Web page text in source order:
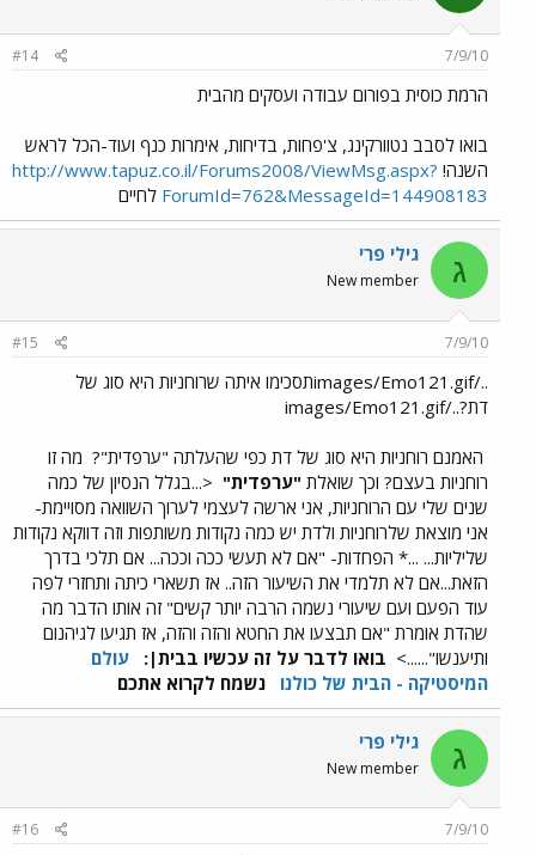
7/9/10
#14
הרמת כוסית בפורום עבודה ועסקים מהבית
בואו לסבב נטוורקינג, צ'פחות, בדיחות, אימרות כנף ועוד-הכל לראש
השנה! http://www.tapuz.co.il/Forums2008/ViewMsg.aspx?
ForumId=762&MessageId=144908183 לחיים
ג גילי פרי
New member
7/9/10
#15
../images/Emo121.gifתסכימו איתה שרוחניות היא סוג של
דת?../images/Emo121.gif
האמנם רוחניות היא סוג של דת כפי שהעלתה "ערפדית"? מה זו
רוחניות בעצם? וכך שואלת "ערפדית" <...בגלל הנסיון של כמה
שנים שלי עם הרוחניות, אני ארשה לעצמי לערוך השוואה מסויימת-
אני מוצאת שלרוחניות ולדת יש כמה נקודות משותפות וזה דווקא נקודות
שליליות... ...* הפחדות- "אם לא תעשי ככה וככה... אם תלכי בדרך
הזאת...אם לא תלמדי את השיעור הזה.. אז תשארי כיתה ותחזרי לפה
עוד הפעם ועם שיעורי נשמה הרבה יותר קשים" זה אותו הדבר מה
שהדת אומרת "אם תבצעו את החטא והזה והזה, אז תגיעו לגיהנום
ותיענשו"......> בואו לדבר על זה עכשיו בבית|:
עולם
המיסטיקה - הבית של כולנו
נשמח לקרוא אתכם
ג גילי פרי
New member
7/9/10
#16